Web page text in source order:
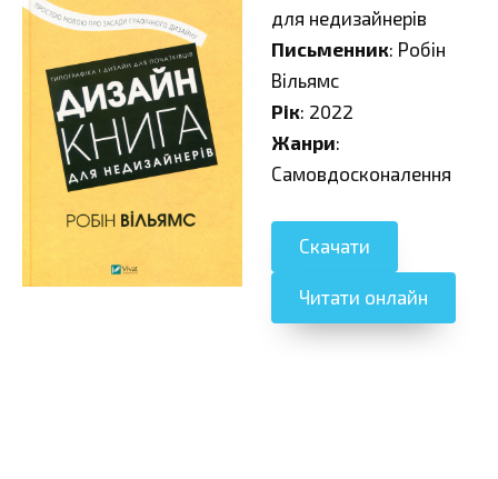
для недизайнерів
Письменник: Робін
Вільямс
Рік: 2022
Жанри:
Самовдосконалення
Скачати
Читати онлайн